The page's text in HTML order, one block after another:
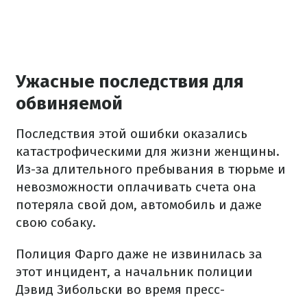
Ужасные последствия для
обвиняемой
Последствия этой ошибки оказались
катастрофическими для жизни женщины.
Из-за длительного пребывания в тюрьме и
невозможности оплачивать счета она
потеряла свой дом, автомобиль и даже
свою собаку.
Полиция Фарго даже не извинилась за
этот инцидент, а начальник полиции
Дэвид Зибольски во время пресс-